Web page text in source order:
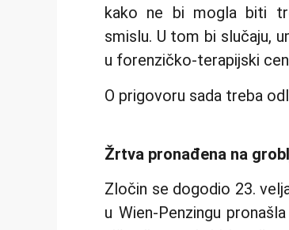
kako ne bi mogla biti
smislu. U tom bi slučaju,
u forenzičko-terapijski
O prigovoru sada treba
Žrtva pronađena na
Zločin se dogodio 23.
u Wien-Penzingu